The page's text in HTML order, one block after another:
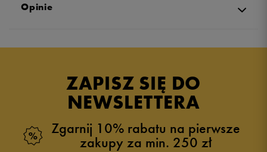
Opinie
4.0
zebranych i zweryfikowanych przez
ZAPISZ SIĘ DO
NEWSLETTERA
Zgarnij 10% rabatu na pierwsze
zakupy za min. 250 zł